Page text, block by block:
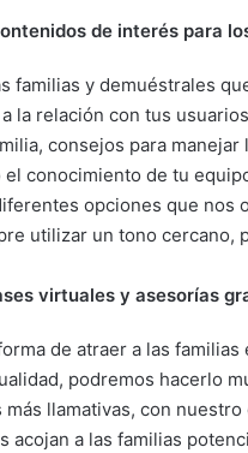
de interés para
familias y demuéstrales
la relación con tus
consejos para
el conocimiento de tu
opciones que nos
utilizar un tono cercano,
virtuales y asesorías
de atraer a las
podremos hacerlo
más llamativas, con
acojan a las familias